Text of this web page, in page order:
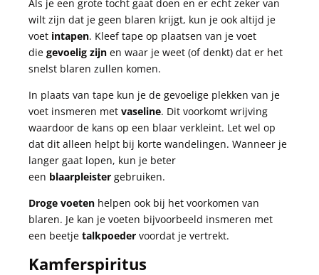
Als je een grote tocht gaat doen en er echt zeker van
wilt zijn dat je geen blaren krijgt, kun je ook altijd je
voet intapen. Kleef tape op plaatsen van je voet
die gevoelig zijn en waar je weet (of denkt) dat er het
snelst blaren zullen komen.
In plaats van tape kun je de gevoelige plekken van je
voet insmeren met vaseline. Dit voorkomt wrijving
waardoor de kans op een blaar verkleint. Let wel op
dat dit alleen helpt bij korte wandelingen. Wanneer je
langer gaat lopen, kun je beter
een blaarpleister gebruiken.
Droge voeten helpen ook bij het voorkomen van
blaren. Je kan je voeten bijvoorbeeld insmeren met
een beetje talkpoeder voordat je vertrekt.
Kamferspiritus